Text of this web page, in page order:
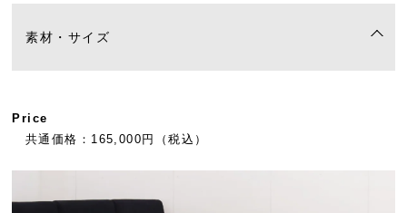
素材・サイズ
Price
共通価格：165,000円（税込）